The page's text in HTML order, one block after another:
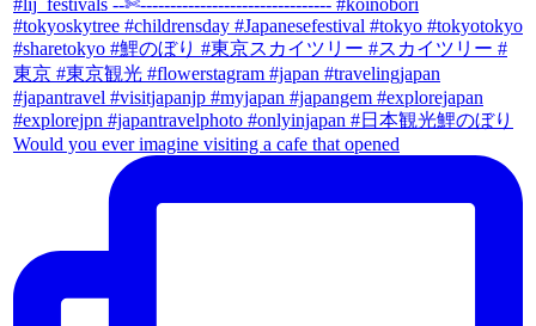
Would you ever imagine visiting a cafe that opened